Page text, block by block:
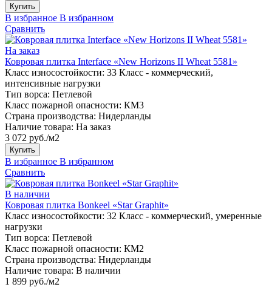
Купить
В избранное В избранном
Сравнить
На заказ
Ковровая плитка Interface «New Horizons II Wheat 5581»
Класс износостойкости: 33 Класс - коммерческий,
интенсивные нагрузки
Тип ворса: Петлевой
Класс пожарной опасности: КМ3
Страна производства: Нидерланды
Наличие товара: На заказ
3 072 руб./м2
Купить
В избранное В избранном
Сравнить
В наличии
Ковровая плитка Bonkeel «Star Graphit»
Класс износостойкости: 32 Класс - коммерческий, умеренные
нагрузки
Тип ворса: Петлевой
Класс пожарной опасности: КМ2
Страна производства: Нидерланды
Наличие товара: В наличии
1 899 руб./м2